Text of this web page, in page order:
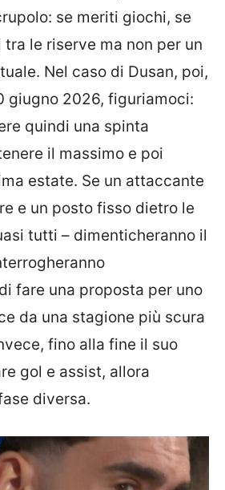
se meriti giochi, se
le riserve ma non per un
Nel caso di Dusan, poi,
giugno 2026, figuriamoci:
quindi una spinta
il massimo e poi
estate. Se un attaccante
e un posto fisso dietro le
tutti – dimenticheranno il
fare una proposta per uno
da una stagione più scura
fino alla fine il suo
gol e assist, allora
diversa.